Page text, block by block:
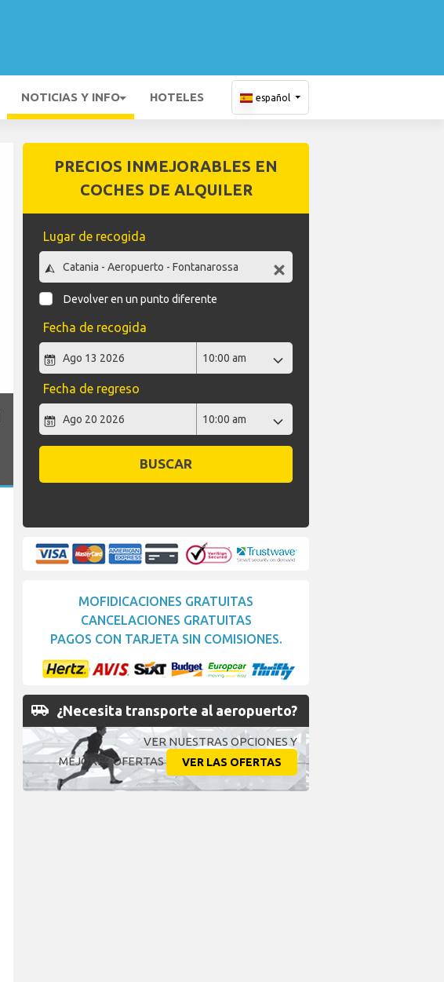
NOTICIAS Y INFO HOTELES español
PRECIOS INMEJORABLES EN
COCHES DE ALQUILER
Lugar de recogida
Devolver en un punto diferente
Fecha de recogida
Fecha de regreso
BUSCAR
MOFIDICACIONES GRATUITAS
CANCELACIONES GRATUITAS
PAGOS CON TARJETA SIN COMISIONES.
airport_shuttle ¿Necesita transporte al aeropuerto?
VER NUESTRAS OPCIONES Y
MEJORES OFERTAS
VER LAS OFERTAS